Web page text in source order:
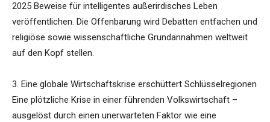
2025 Beweise für intelligentes außerirdisches Leben
veröffentlichen. Die Offenbarung wird Debatten entfachen und
religiöse sowie wissenschaftliche Grundannahmen weltweit
auf den Kopf stellen.
3. Eine globale Wirtschaftskrise erschüttert Schlüsselregionen
Eine plötzliche Krise in einer führenden Volkswirtschaft –
ausgelöst durch einen unerwarteten Faktor wie eine